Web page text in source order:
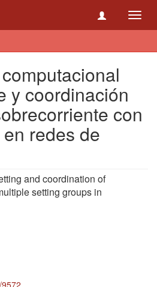
y coordinación
con
redes de
and coordination of
setting groups in